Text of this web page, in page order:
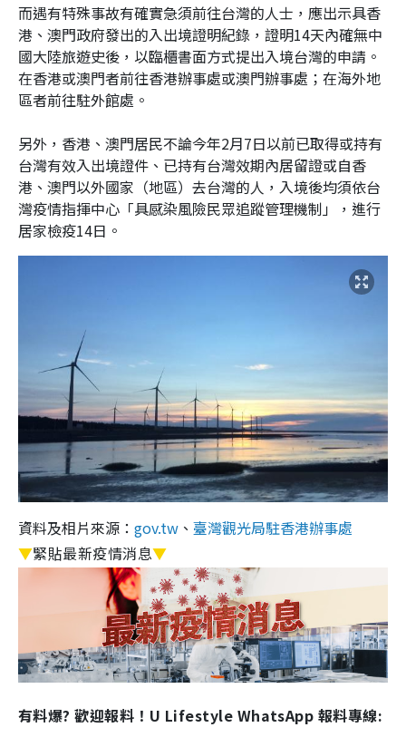
而遇有特殊事故有確實急須前往台灣的人士，應出示具香
港、澳門政府發出的入出境證明紀錄，證明14天內確無中
國大陸旅遊史後，以臨櫃書面方式提出入境台灣的申請。
在香港或澳門者前往香港辦事處或澳門辦事處；在海外地
區者前往駐外館處。
另外，香港、澳門居民不論今年2月7日以前已取得或持有
台灣有效入出境證件、已持有台灣效期內居留證或自香
港、澳門以外國家（地區）去台灣的人，入境後均須依台
灣疫情指揮中心「具感染風險民眾追蹤管理機制」，進行
居家檢疫14日。
資料及相片來源： gov.tw 、 臺灣觀光局駐香港辦事處
▼緊貼最新疫情消息▼
有料爆? 歡迎報料！U Lifestyle WhatsApp 報料專線: